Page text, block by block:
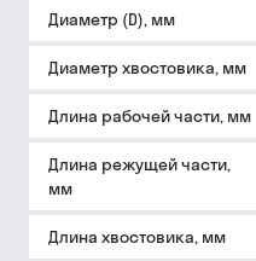
Диаметр (D), мм
Диаметр хвостовика, мм
Длина рабочей части, мм
Длина режущей части,
мм
Длина хвостовика, мм